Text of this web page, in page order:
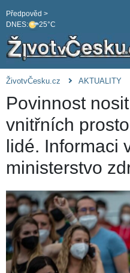
DNES: 25°C
Předpověd >
ŽivotvČesku.cz AKTUALITY
Povinnost
vnitřních
lidé. Informaci
ministerstvo